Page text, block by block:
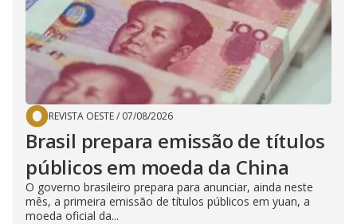
REVISTA OESTE/ 07/08/2026
Brasil prepara emissão de títulos
públicos em moeda da China
O governo brasileiro prepara para anunciar, ainda neste
mês, a primeira emissão de títulos públicos em yuan, a
moeda oficial da...